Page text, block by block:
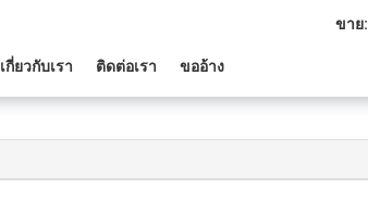
ขาย:
เกี่ยวกับเรา ติดต่อเรา ขออ้าง